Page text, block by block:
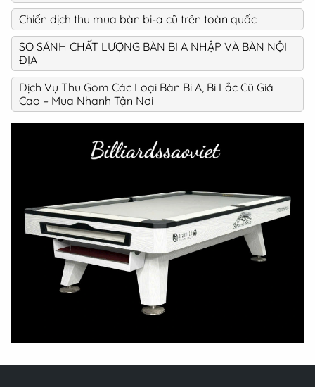
Chiến dịch thu mua bàn bi-a cũ trên toàn quốc
SO SÁNH CHẤT LƯỢNG BÀN BI A NHẬP VÀ BÀN NỘI
ĐỊA
Dịch Vụ Thu Gom Các Loại Bàn Bi A, Bi Lắc Cũ Giá
Cao – Mua Nhanh Tận Nơi